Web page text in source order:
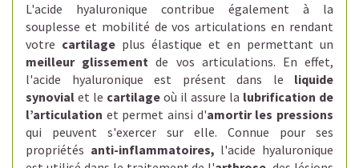
L'acide hyaluronique contribue également à la
souplesse et mobilité de vos articulations en rendant
votre cartilage plus élastique et en permettant un
meilleur glissement de vos articulations. En effet,
l'acide hyaluronique est présent dans le liquide
synovial et le cartilage où il assure la lubrification de
l’articulation et permet ainsi d'amortir les pressions
qui peuvent s'exercer sur elle. Connue pour ses
propriétés anti-inflammatoires, l'acide hyaluronique